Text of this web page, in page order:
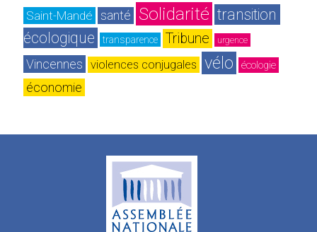
Saint-Mandé santé Solidarité transition
écologique
transparence Tribune urgence
Vincennes violences conjugales vélo écologie
économie